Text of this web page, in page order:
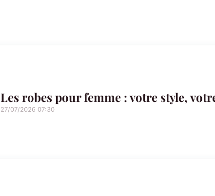
Les robes pour femme : votre style,
27/07/2026 07:30